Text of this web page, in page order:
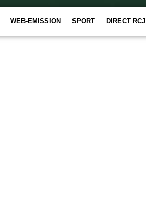
WEB-EMISSION SPORT DIRECT RCJ